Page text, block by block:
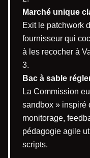
Marché unique
Exit le patchwork
fournisseur qui
à les recocher à
Bac à sable
La Commission
sandbox » inspiré
monitorage,
pédagogie agile
scripts.